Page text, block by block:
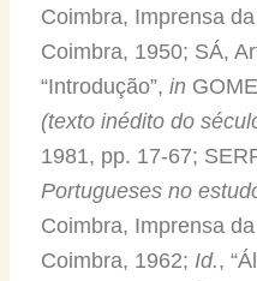
Coimbra, Imprensa
Coimbra, 1950; SÁ,
“Introdução”, in
(texto inédito do
1981, pp. 17-67;
Portugueses no
Coimbra, Imprensa
Coimbra, 1962; Id.,